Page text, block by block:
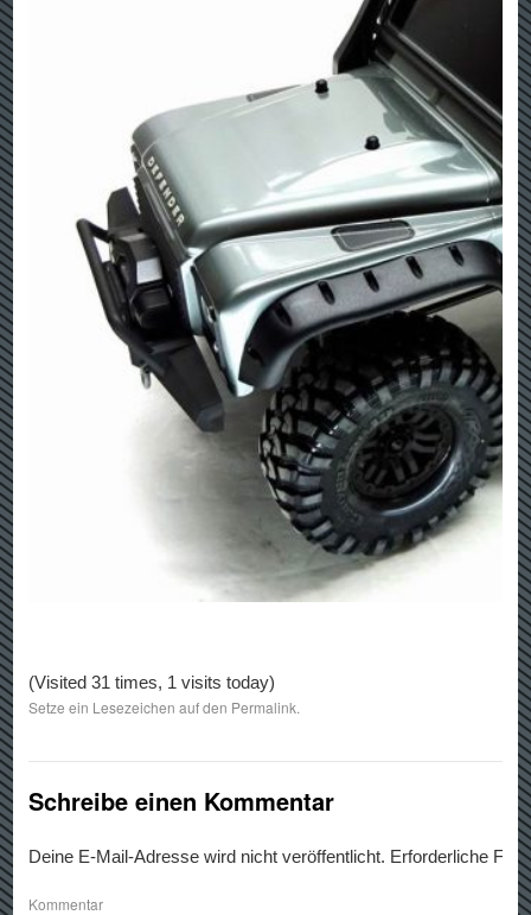
(Visited 31 times, 1 visits today)
Setze ein Lesezeichen auf den Permalink.
Schreibe einen Kommentar
Deine E-Mail-Adresse wird nicht veröffentlicht. Erforderliche
Kommentar